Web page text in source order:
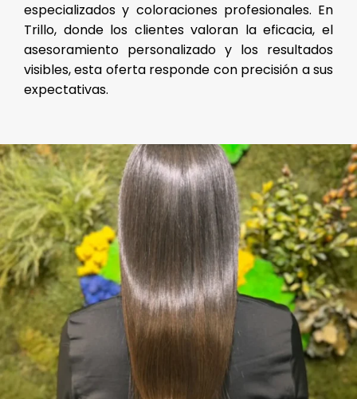
especializados y coloraciones profesionales. En
Trillo, donde los clientes valoran la eficacia, el
asesoramiento personalizado y los resultados
visibles, esta oferta responde con precisión a sus
expectativas.